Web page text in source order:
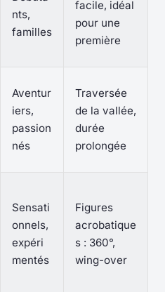
nts,
familles
facile, idéal
pour une
première
Aventur
iers,
passion
nés
Traversée
de la vallée,
durée
prolongée
Sensati
onnels,
expéri
mentés
Figures
acrobatique
s : 360°,
wing-over